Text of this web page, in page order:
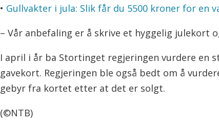
• Gullvakter i jula: Slik får du 5500 kroner for en
– Vår anbefaling er å skrive et hyggelig julekort
I april i år ba Stortinget regjeringen vurdere en
gavekort. Regjeringen ble også bedt om å
gebyr fra kortet etter at det er solgt.
(©NTB)